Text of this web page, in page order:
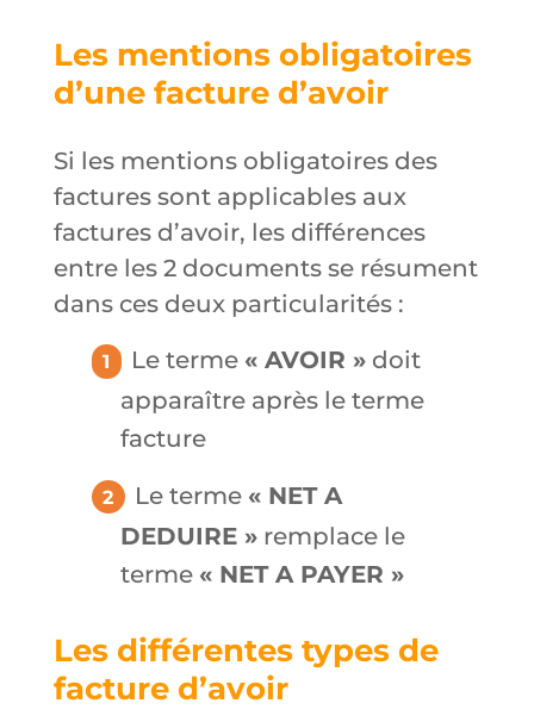
Les mentions obligatoires
d’une facture d’avoir
Si les mentions obligatoires des
factures sont applicables aux
factures d’avoir, les différences
entre les 2 documents se résument
dans ces deux particularités :
Le terme « AVOIR »doit
apparaître après le terme
facture
Le terme « NET A
DEDUIRE »remplace le
terme « NET A PAYER »
Les différentes types de
facture d’avoir